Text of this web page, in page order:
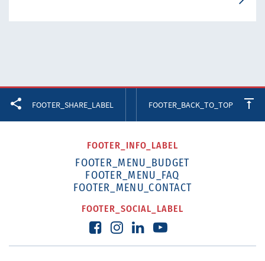
FOOTER_SHARE_LABEL FOOTER_BACK_TO_TOP
FOOTER_INFO_LABEL
FOOTER_MENU_BUDGET
FOOTER_MENU_FAQ
FOOTER_MENU_CONTACT
FOOTER_SOCIAL_LABEL